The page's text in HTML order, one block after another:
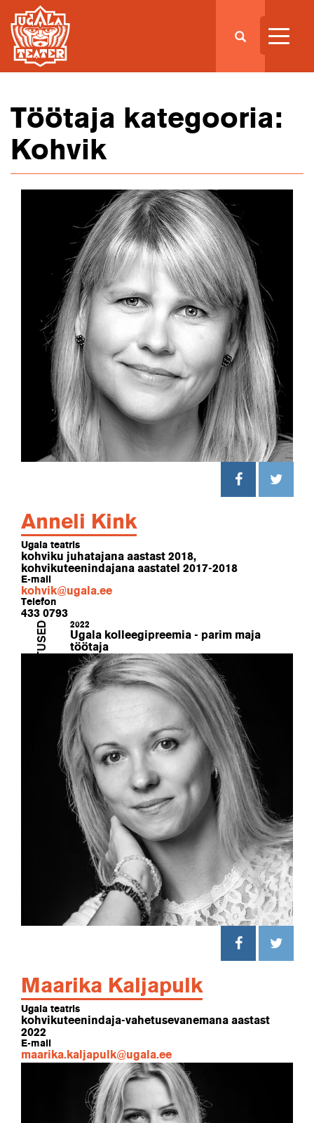
Töötaja kategooria:
Kohvik
Anneli Kink
Ugala teatris
kohviku juhatajana aastast 2018,
kohvikuteenindajana aastatel 2017-2018
E-mail
kohvik@ugala.ee
Telefon
433 0793
TUNNUSTUSED 2022
Ugala kolleegipreemia - parim maja
töötaja
Maarika Kaljapulk
Ugala teatris
kohvikuteenindaja-vahetusevanemana aastast
2022
E-mail
maarika.kaljapulk@ugala.ee